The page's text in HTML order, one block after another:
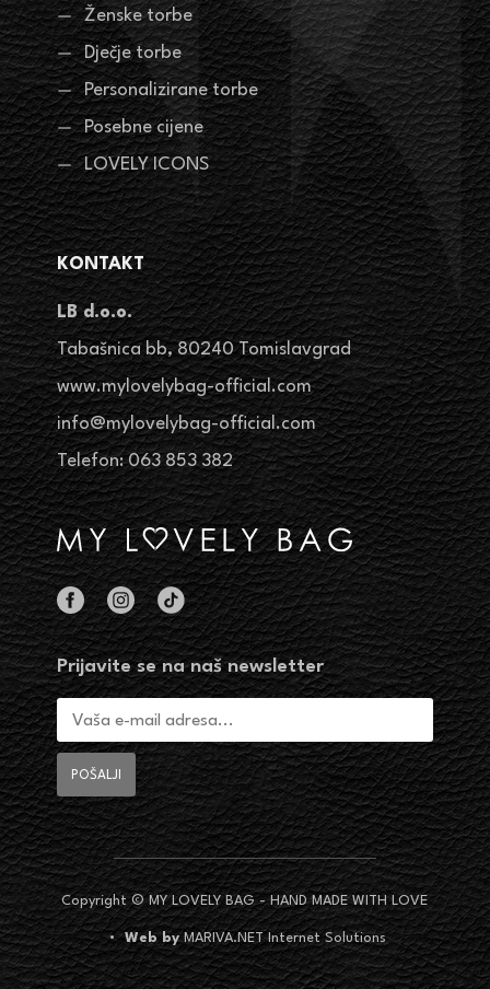
Ženske torbe
Dječje torbe
Personalizirane torbe
Posebne cijene
LOVELY ICONS
KONTAKT
LB d.o.o.
Tabašnica bb, 80240 Tomislavgrad
www.mylovelybag-official.com
info@mylovelybag-official.com
Telefon: 063 853 382
Prijavite se na naš newsletter
Copyright © MY LOVELY BAG - HAND MADE WITH LOVE
•Web by MARIVA.NET Internet Solutions